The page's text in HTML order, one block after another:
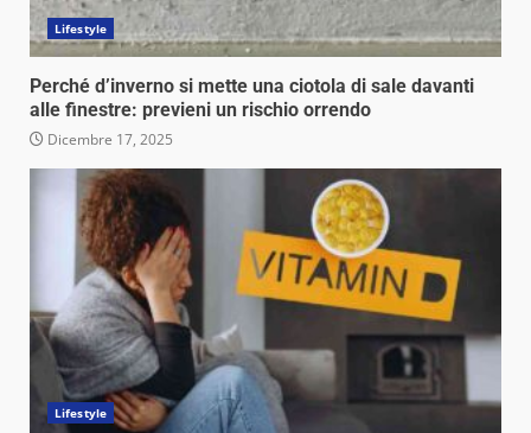
Lifestyle
Perché d’inverno si mette una ciotola di sale davanti
alle finestre: previeni un rischio orrendo
Dicembre 17, 2025
Lifestyle